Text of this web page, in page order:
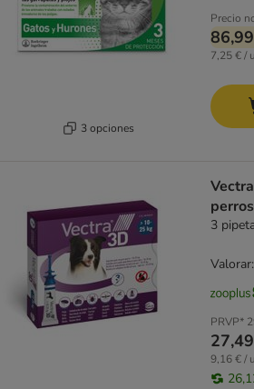
3 opciones
Precio
7,25 € /
3
PRVP*
9,16 € /